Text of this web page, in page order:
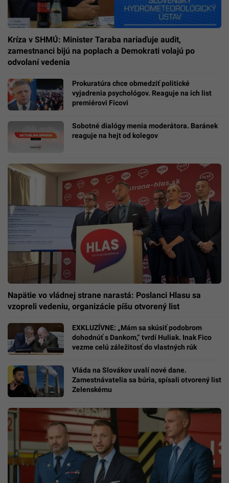
Kríza v SHMÚ: Minister Taraba nariaďuje audit,
zamestnanci bijú na poplach a Demokrati volajú po
odvolaní vedenia
Prokuratúra chce obmedziť politické
vyjadrenia psychológov. Reaguje na ich list
premiérovi Ficovi
Sobotné dialógy menia moderátora. Baránek
reaguje na hejt od kolegov
Napätie vo vládnej strane narastá: Poslanci Hlasu sa
vzopreli vedeniu, organizácie píšu otvorený list
EXKLUZÍVNE: „Mám sa skúsiť podobrom
dohodnúť s Dankom,“ tvrdí Huliak. Inak Fico
vezme celú záležitosť do vlastných rúk
Vláda na Slovákov uvalí nové dane.
Zamestnávatelia sa búria, spísali otvorený list
Zelenskému